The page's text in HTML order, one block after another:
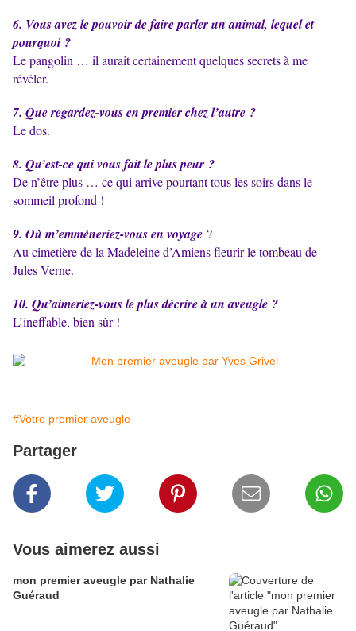
6. Vous avez le pouvoir de faire parler un animal, lequel et
pourquoi ?
Le pangolin … il aurait certainement quelques secrets à me
révéler.
7. Que regardez-vous en premier chez l’autre ?
Le dos.
8. Qu’est-ce qui vous fait le plus peur ?
De n’être plus … ce qui arrive pourtant tous les soirs dans le
sommeil profond !
9. Où m’emmèneriez-vous en voyage ?
Au cimetière de la Madeleine d’Amiens fleurir le tombeau de
Jules Verne.
10. Qu’aimeriez-vous le plus décrire à un aveugle ?
L’ineffable, bien sûr !
#Votre premier aveugle
Partager
Vous aimerez aussi
mon premier aveugle par Nathalie
Guéraud